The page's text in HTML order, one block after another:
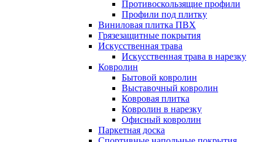
Противоскользящие профили
Профили под плитку
Виниловая плитка ПВХ
Грязезащитные покрытия
Искусственная трава
Искусственная трава в нарезку
Ковролин
Бытовой ковролин
Выставочный ковролин
Ковровая плитка
Ковролин в нарезку
Офисный ковролин
Паркетная доска